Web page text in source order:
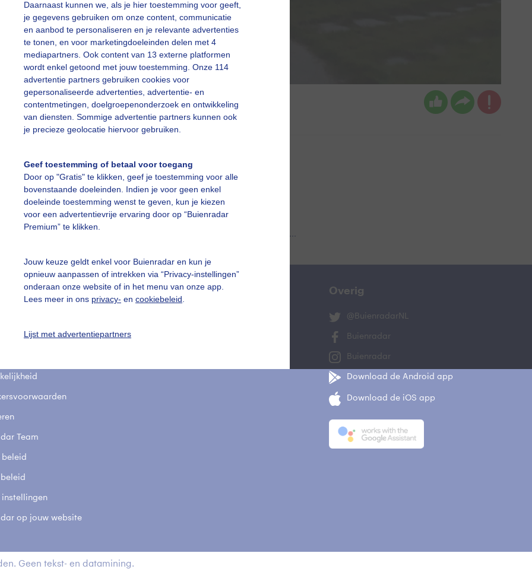
Daarnaast kunnen we, als je hier toestemming voor geeft,
je gegevens gebruiken om onze content, communicatie
en aanbod te personaliseren en je relevante advertenties
te tonen, en voor marketingdoeleinden delen met 4
mediapartners. Ook content van 13 externe platformen
wordt enkel getoond met jouw toestemming. Onze 114
advertentie partners gebruiken cookies voor
gepersonaliseerde advertenties, advertentie- en
contentmetingen, doelgroepenonderzoek en ontwikkeling
van diensten. Sommige advertentie partners kunnen ook
je precieze geolocatie hiervoor gebruiken.
Geef toestemming of betaal voor toegang
Door op "Gratis" te klikken, geef je toestemming voor alle
bovenstaande doeleinden. Indien je voor geen enkel
doeleinde toestemming wenst te geven, kun je kiezen
voor een advertentievrije ervaring door op “Buienradar
Premium” te klikken.
Jouw keuze geldt enkel voor Buienradar en kun je
opnieuw aanpassen of intrekken via “Privacy-instellingen”
onderaan onze website of in het menu van onze app.
Lees meer in ons privacy- en cookiebeleid
Lijst met advertentiepartners
public Gemaakt: 06-11-2025, 11x bekeken
vragen
Team
beleid
instellingen
op jouw website
Mijn weer Overig
@BuienradarNL
Buienradar
Buienradar
Download de Android app
Download de iOS app
Geen tekst- en datamining.